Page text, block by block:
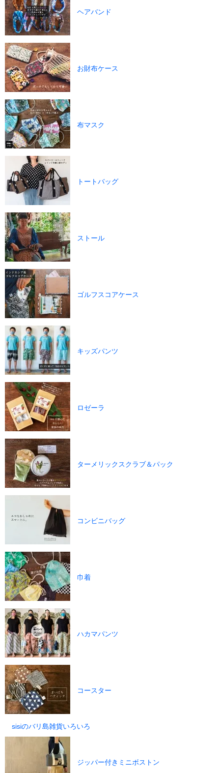
ヘアバンド
お財布ケース
布マスク
トートバッグ
ストール
ゴルフスコアケース
キッズパンツ
ロゼーラ
ターメリックスクラブ＆パック
コンビニバッグ
巾着
ハカマパンツ
コースター
sisiのバリ島雑貨いろいろ
ジッパー付きミニボストン